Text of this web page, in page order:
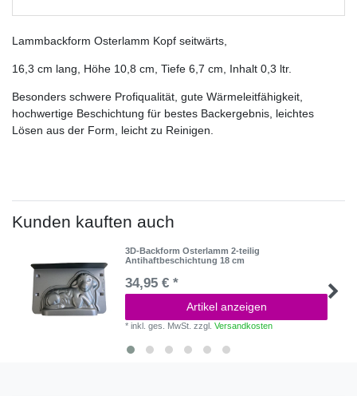
Lammbackform Osterlamm Kopf seitwärts,
16,3 cm lang, Höhe 10,8 cm, Tiefe 6,7 cm, Inhalt 0,3 ltr.
Besonders schwere Profiqualität, gute Wärmeleitfähigkeit,
hochwertige Beschichtung für bestes Backergebnis, leichtes
Lösen aus der Form, leicht zu Reinigen.
Kunden kauften auch
3D-Backform Osterlamm 2-teilig
Antihaftbeschichtung 18 cm
34,95 € *
Artikel anzeigen
*inkl. ges. MwSt. zzgl.Versandkosten